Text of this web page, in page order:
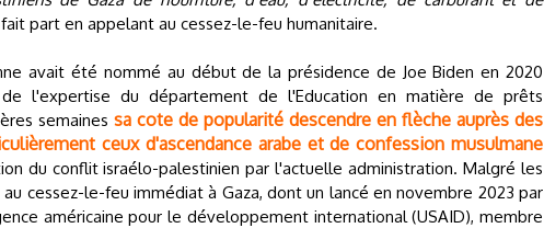
part en appelant au cessez-le-feu humanitaire.
avait été nommé au début de la présidence de Joe Biden en 2020
l'expertise du département de l'Education en matière de prêts
semaines sa cote de popularité descendre en flèche auprès des
ceux d'ascendance arabe et de confession musulmane
du conflit israélo-palestinien par l'actuelle administration. Malgré les
cessez-le-feu immédiat à Gaza, dont un lancé en novembre 2023 par
américaine pour le développement international (USAID), membre